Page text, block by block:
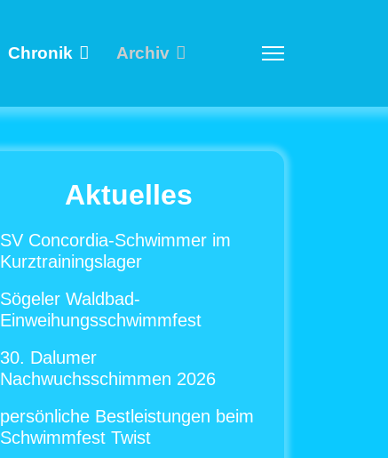
Chronik Archiv
Aktuelles
SV Concordia-Schwimmer im
Kurztrainingslager
Sögeler Waldbad-
Einweihungsschwimmfest
30. Dalumer
Nachwuchsschimmen 2026
persönliche Bestleistungen beim
Schwimmfest Twist